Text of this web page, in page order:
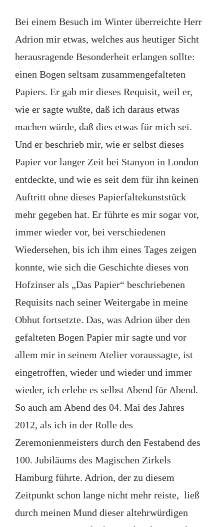
Bei einem Besuch im Winter überreichte Herr
Adrion mir etwas, welches aus heutiger Sicht
herausragende Besonderheit erlangen sollte:
einen Bogen seltsam zusammengefalteten
Papiers. Er gab mir dieses Requisit, weil er,
wie er sagte wußte, daß ich daraus etwas
machen würde, daß dies etwas für mich sei.
Und er beschrieb mir, wie er selbst dieses
Papier vor langer Zeit bei Stanyon in London
entdeckte, und wie es seit dem für ihn keinen
Auftritt ohne dieses Papierfaltekunststück
mehr gegeben hat. Er führte es mir sogar vor,
immer wieder vor, bei verschiedenen
Wiedersehen, bis ich ihm eines Tages zeigen
konnte, wie sich die Geschichte dieses von
Hofzinser als „Das Papier“ beschriebenen
Requisits nach seiner Weitergabe in meine
Obhut fortsetzte. Das, was Adrion über den
gefalteten Bogen Papier mir sagte und vor
allem mir in seinem Atelier voraussagte, ist
eingetroffen, wieder und wieder und immer
wieder, ich erlebe es selbst Abend für Abend.
So auch am Abend des 04. Mai des Jahres
2012, als ich in der Rolle des
Zeremonienmeisters durch den Festabend des
100. Jubiläums des Magischen Zirkels
Hamburg führte. Adrion, der zu diesem
Zeitpunkt schon lange nicht mehr reiste, ließ
durch meinen Mund dieser altehrwürdigen